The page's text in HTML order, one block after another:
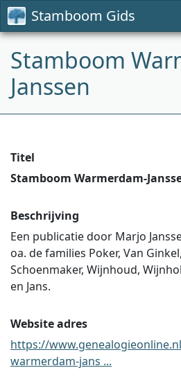
Stamboom Gids
Stamboom
Janssen
Titel
Stamboom Warmerdam-
Beschrijving
Een publicatie door Marjo
oa. de families Poker, Van
Schoenmaker, Wijnhoud,
en Jans.
Website adres
https://
warmerdam-jans ...